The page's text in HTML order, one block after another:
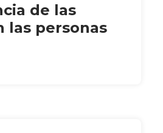
de las
las personas